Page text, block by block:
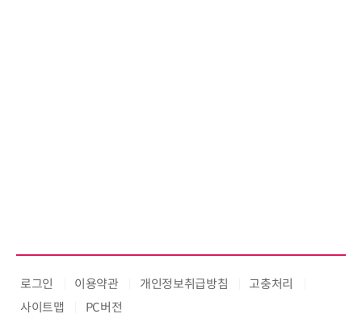
로그인 이용약관 개인정보취급방침
고충처리
사이트맵
PC버전